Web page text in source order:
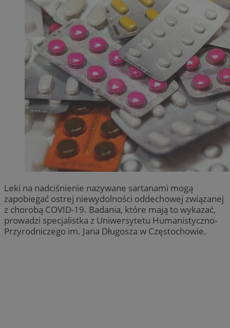
Leki na nadciśnienie nazywane sartanami mogą
zapobiegać ostrej niewydolności oddechowej związanej
z chorobą COVID-19. Badania, które mają to wykazać,
prowadzi specjalistka z Uniwersytetu Humanistyczno-
Przyrodniczego im. Jana Długosza w Częstochowie.